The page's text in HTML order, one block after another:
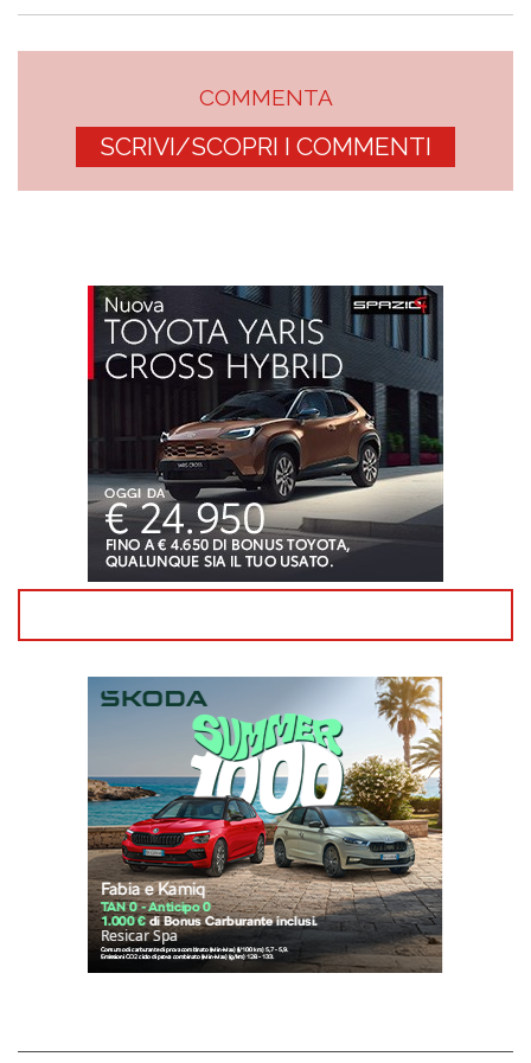
COMMENTA
SCRIVI/SCOPRI I COMMENTI